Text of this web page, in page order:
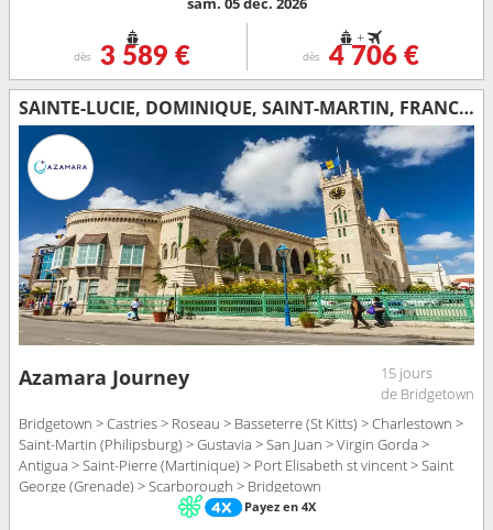
dès 3 589 €
+
dès 4 706 €
SAINTE-LUCIE, DOMINIQUE, SAINT-MARTIN, FRANCE, PORTO RICO, VIRGIN GORDA, ANTIGUA-ET-BARBUDA, MARTINIQUE, SAINT VINCENT-ET-LES-GRENADINES, GRENADE, TRINITÉ-ET-TOBAGO, BARBADE
Azamara Journey
15 jours
de Bridgetown
Bridgetown > Castries > Roseau > Basseterre (St Kitts) > Charlestown >
Saint-Martin (Philipsburg) > Gustavia > San Juan > Virgin Gorda >
Antigua > Saint-Pierre (Martinique) > Port Elisabeth st vincent > Saint
George (Grenade) > Scarborough > Bridgetown
Payez en 4X